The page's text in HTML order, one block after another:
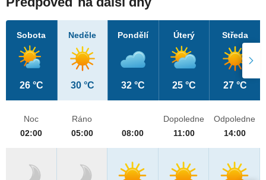
Sobota
26 °C
Neděle
30 °C
Pondělí
32 °C
Úterý
25 °C
Středa
27 °C
Noc
02:00
Ráno
05:00
08:00
Dopoledne
11:00
Odpoledne
14:00